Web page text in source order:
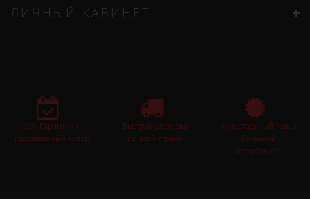
ЛИЧНЫЙ КАБИНЕТ
100% Гарантия на
продаваемый товар
Быстрая доставка
по всей стране
Качественный товар
большой
ассортимент